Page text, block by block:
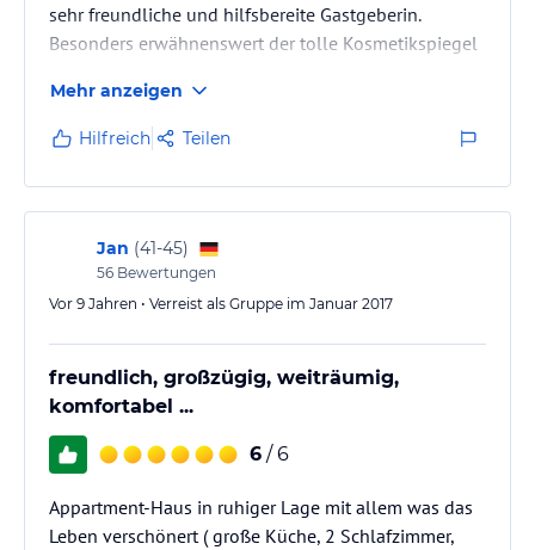
sehr freundliche und hilfsbereite Gastgeberin.
Besonders erwähnenswert der tolle Kosmetikspiegel
Mehr anzeigen
Hilfreich Teilen
Jan (41-45)
56 Bewertungen
Vor 9 Jahren • Verreist als Gruppe im Januar 2017
freundlich, großzügig, weiträumig,
komfortabel ...
6 / 6
Appartment-Haus in ruhiger Lage mit allem was das
Leben verschönert ( große Küche, 2 Schlafzimmer,